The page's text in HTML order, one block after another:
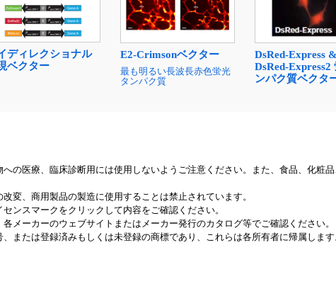
ディレクショナル
ベクター
E2-Crimsonベクター
最も明るい長波長赤色蛍光
タンパク質
DsRed-Express &
DsRed-Express2
ンパク質ベクタ
の医療、臨床診断用には使用しないようご注意ください。また、食品、化粧
変、商用製品の製造に使用することは禁止されています。
ンスマークをクリックして内容をご確認ください。
メーカーのウェブサイトまたはメーカー発行のカタログ等でご確認ください。
または登録済みもしくは未登録の商標であり、これらは各所有者に帰属します